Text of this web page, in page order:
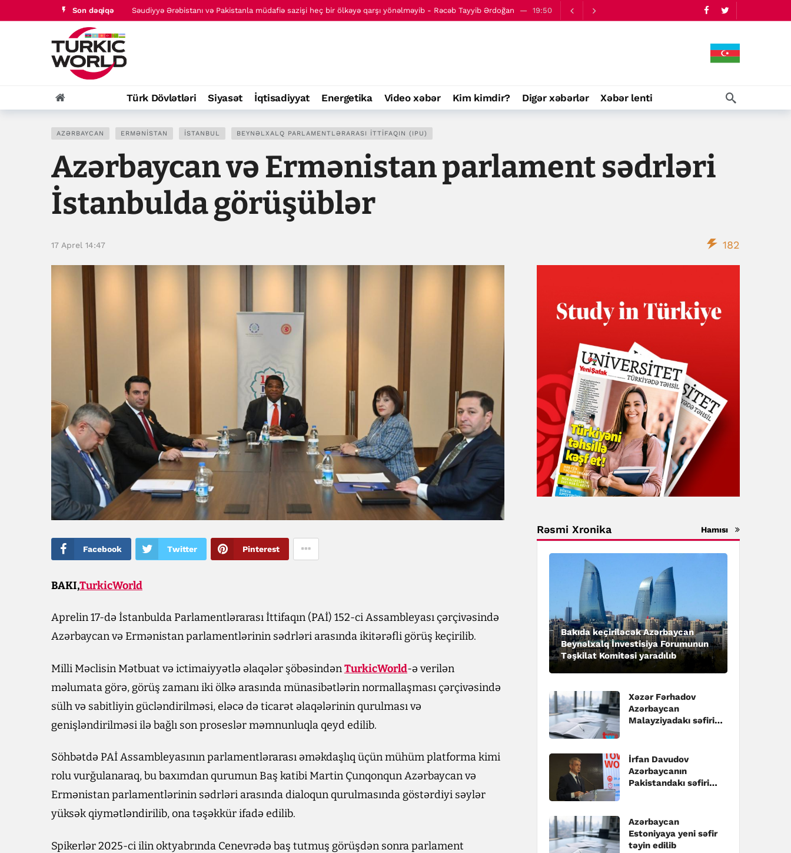
Son dəqiqə Levi Strauss kibertəhlükəsizlik insidentini açıqlayıb 19:37
Türk Dövlətləri Siyasət İqtisadiyyat Energetika Video xəbər Kim kimdir? Digər xəbərlər Xəbər lenti
AZƏRBAYCAN ERMƏNISTAN İSTANBUL BEYNƏLXALQ PARLAMENTLƏRARASI İTTIFAQIN (IPU)
Azərbaycan və Ermənistan parlament sədrləri
İstanbulda görüşüblər
17 Aprel 14:47 182
Facebook Twitter Pinterest
BAKI,TurkicWorld
Aprelin 17-də İstanbulda Parlamentlərarası İttifaqın (PAİ) 152-ci Assambleyası çərçivəsində
Azərbaycan və Ermənistan parlamentlərinin sədrləri arasında ikitərəfli görüş keçirilib.
Milli Məclisin Mətbuat və ictimaiyyətlə əlaqələr şöbəsindənTurkicWorld-ə verilən
məlumata görə, görüş zamanı iki ölkə arasında münasibətlərin normallaşması çərçivəsində
sülh və sabitliyin gücləndirilməsi, eləcə də ticarət əlaqələrinin qurulması və
genişləndirilməsi ilə bağlı son proseslər məmnunluqla qeyd edilib.
Söhbətdə PAİ Assambleyasının parlamentlərarası əməkdaşlıq üçün mühüm platforma kimi
rolu vurğulanaraq, bu baxımdan qurumun Baş katibi Martin Çunqonqun Azərbaycan və
Ermənistan parlamentlərinin sədrləri arasında dialoqun qurulmasında göstərdiyi səylər
yüksək qiymətləndirilib, ona təşəkkür ifadə edilib.
Spikerlər 2025-ci ilin oktyabrında Cenevrədə baş tutmuş görüşdən sonra parlament
Rəsmi Xronika Hamısı
Bakıda keçiriləcək Azərbaycan
Beynəlxalq İnvestisiya Forumunun
Təşkilat Komitəsi yaradılıb
Xəzər Fərhadov
Azərbaycan
Malayziyadakı səfiri
İrfan Davudov
Azərbaycanın
Pakistandakı səfiri
Azərbaycan
Estoniyaya yeni səfir
təyin edilib